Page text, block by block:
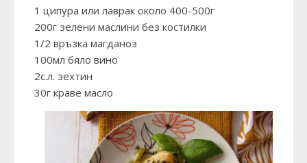
1 ципура или лаврак около 400-500г
200г зелени маслини без костилки
1/2 връзка магданоз
100мл бяло вино
2с.л. зехтин
30г краве масло